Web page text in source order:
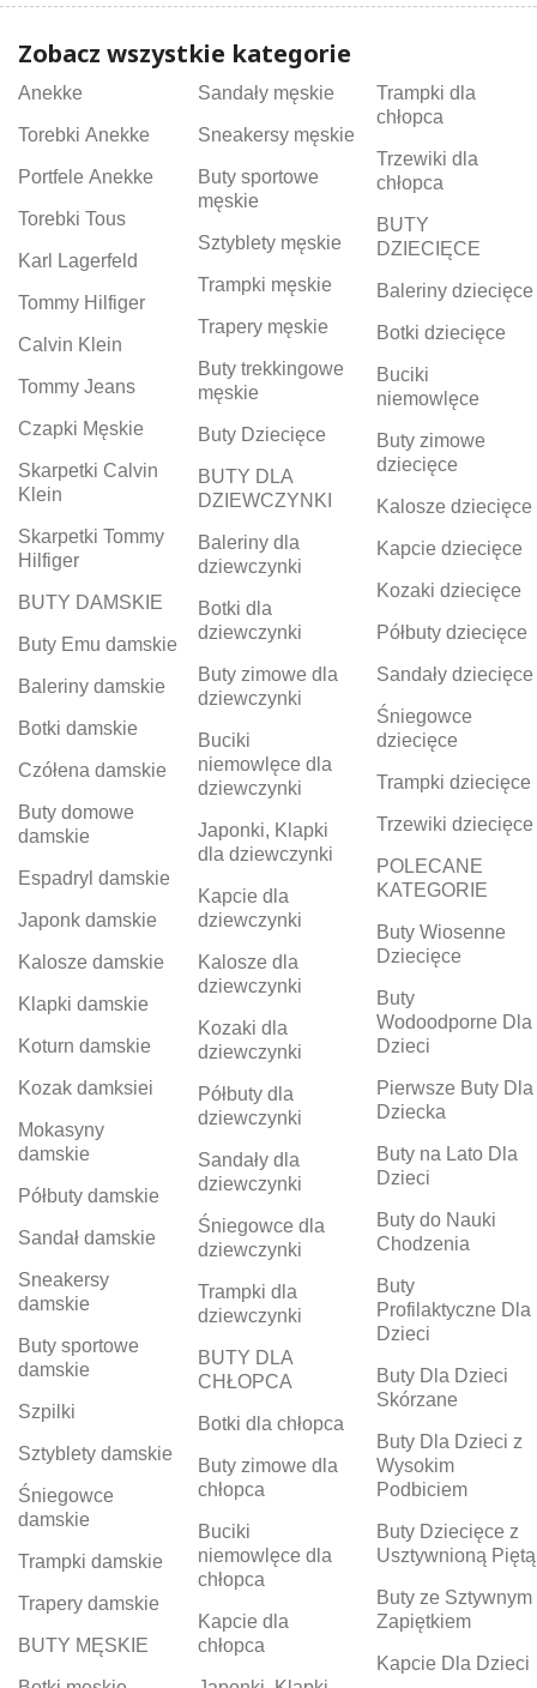
Zobacz wszystkie kategorie
Anekke
Torebki Anekke
Portfele Anekke
Torebki Tous
Karl Lagerfeld
Tommy Hilfiger
Calvin Klein
Tommy Jeans
Czapki Męskie
Skarpetki Calvin
Klein
Skarpetki Tommy
Hilfiger
BUTY DAMSKIE
Buty Emu damskie
Baleriny damskie
Botki damskie
Czółena damskie
Buty domowe
damskie
Espadryl damskie
Japonk damskie
Kalosze damskie
Klapki damskie
Koturn damskie
Kozak damksiei
Mokasyny
damskie
Półbuty damskie
Sandał damskie
Sneakersy
damskie
Buty sportowe
damskie
Szpilki
Sztyblety damskie
Śniegowce
damskie
Trampki damskie
Trapery damskie
BUTY MĘSKIE
Sandały męskie
Sneakersy męskie
Buty sportowe
męskie
Sztyblety męskie
Trampki męskie
Trapery męskie
Buty trekkingowe
męskie
Buty Dziecięce
BUTY DLA
DZIEWCZYNKI
Baleriny dla
dziewczynki
Botki dla
dziewczynki
Buty zimowe dla
dziewczynki
Buciki
niemowlęce dla
dziewczynki
Japonki, Klapki
dla dziewczynki
Kapcie dla
dziewczynki
Kalosze dla
dziewczynki
Kozaki dla
dziewczynki
Półbuty dla
dziewczynki
Sandały dla
dziewczynki
Śniegowce dla
dziewczynki
Trampki dla
dziewczynki
BUTY DLA
CHŁOPCA
Botki dla chłopca
Buty zimowe dla
chłopca
Buciki
niemowlęce dla
chłopca
Kapcie dla
chłopca
Trampki dla
chłopca
Trzewiki dla
chłopca
BUTY
DZIECIĘCE
Baleriny dziecięce
Botki dziecięce
Buciki
niemowlęce
Buty zimowe
dziecięce
Kalosze dziecięce
Kapcie dziecięce
Kozaki dziecięce
Półbuty dziecięce
Sandały dziecięce
Śniegowce
dziecięce
Trampki dziecięce
Trzewiki dziecięce
POLECANE
KATEGORIE
Buty Wiosenne
Dziecięce
Buty
Wodoodporne Dla
Dzieci
Pierwsze Buty Dla
Dziecka
Buty na Lato Dla
Dzieci
Buty do Nauki
Chodzenia
Buty
Profilaktyczne Dla
Dzieci
Buty Dla Dzieci
Skórzane
Buty Dla Dzieci z
Wysokim
Podbiciem
Buty Dziecięce z
Usztywnioną Piętą
Buty ze Sztywnym
Zapiętkiem
Kapcie Dla Dzieci